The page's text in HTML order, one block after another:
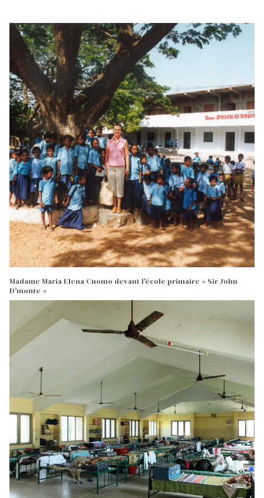
Madame Maria Elena Cuomo devant l'école primaire « Sir John
D'monte »